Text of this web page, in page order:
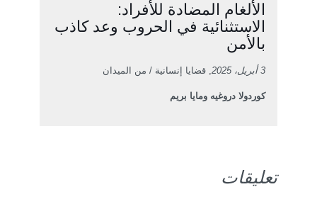
الألغام المضادة للأفراد:
الاستثنائية في الحروب وعد كاذب
بالأمن
3 أبريل، 2025 , قضايا إنسانية / من الميدان
كوردولا دروغيه ومايا بريم
تعليقات